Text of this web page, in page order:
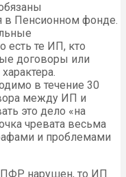
в Пенсионном фонде.
есть те ИП, кто
договоры или
в течение 30
между ИП и
это дело «на
чревата весьма
и проблемами
нарушен, то ИП